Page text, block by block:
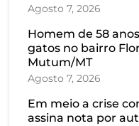
Agosto 7, 2026
Homem de 58
gatos no bairro
Mutum/MT
Agosto 7, 2026
Em meio a crise
assina nota por